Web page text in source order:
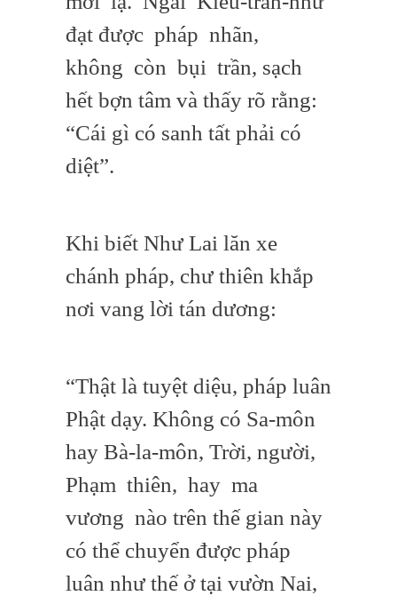
đạt được pháp nhãn,
không còn bụi trần, sạch
hết bợn tâm và thấy rõ rằng:
“Cái gì có sanh tất phải có
diệt”.
Khi biết Như Lai lăn xe
chánh pháp, chư thiên khắp
nơi vang lời tán dương:
“Thật là tuyệt diệu, pháp luân
Phật dạy. Không có Sa-môn
hay Bà-la-môn, Trời, người,
Phạm thiên, hay ma
vương nào trên thế gian này
có thể chuyển được pháp
luân như thế ở tại vườn Nai,